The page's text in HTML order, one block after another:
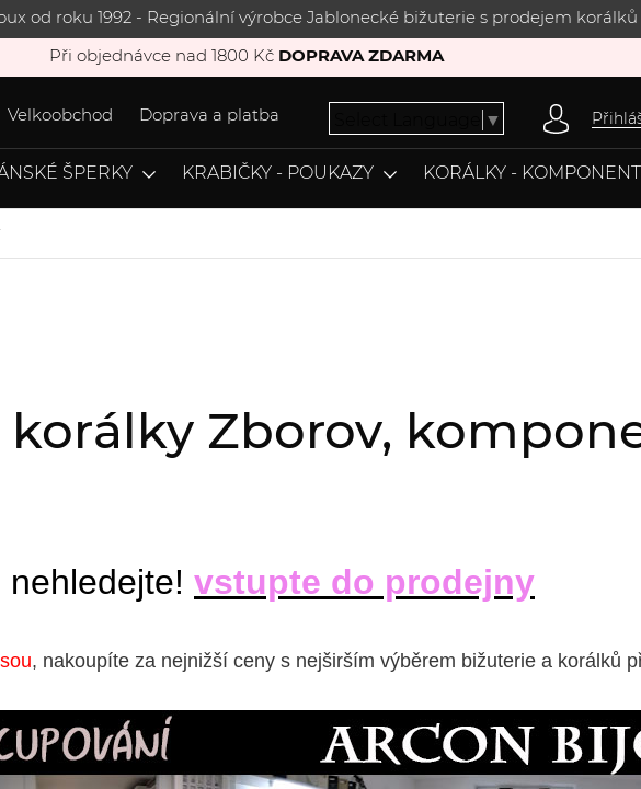
od roku 1992 - Regionální výrobce Jablonecké bižuterie s prodejem
Při objednávce nad 1800 Kč DOPRAVA ZDARMA
Velkoobchod Doprava a platba ▼
ŠPERKY KRABIČKY - POUKAZY KORÁLKY -
korálky Zborov,
nehledejte! vstupte do prodejny
, nakoupíte za nejnižší ceny s nejširším výběrem bižuterie a korálků